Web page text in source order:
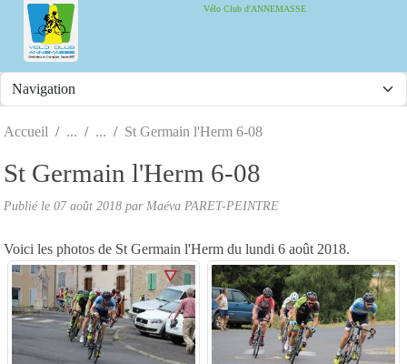
Vélo Club d'ANNEMASSE
Accueil St Germain l'Herm 6-08
St Germain l'Herm 6-08
Publié le 07 août 2018 par Maéva PARET-PEINTRE
Voici les photos de St Germain l'Herm du lundi 6 août 2018.
Panneau de gestion des cookies